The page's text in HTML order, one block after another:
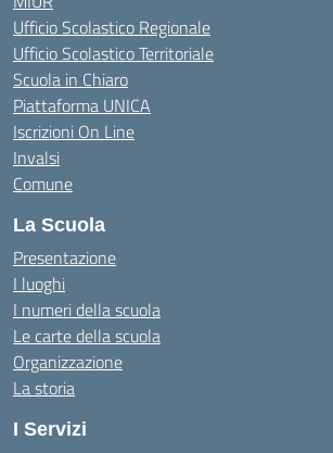
Ufficio Scolastico Regionale
Ufficio Scolastico Territoriale
Scuola in Chiaro
Piattaforma UNICA
Iscrizioni On Line
Invalsi
Comune
La Scuola
Presentazione
I luoghi
I numeri della scuola
Le carte della scuola
Organizzazione
La storia
I Servizi